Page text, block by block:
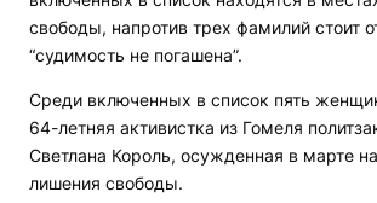
свободы, напротив трех фамилий стоит
“судимость не погашена”.
Среди включенных в список пять
64-летняя активистка из Гомеля
Светлана Король, осужденная в марте
лишения свободы.